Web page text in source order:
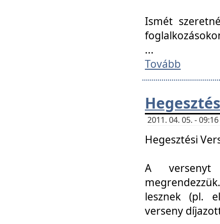
Ismét
...
Tovább
2011. 04. 05. -
Hegesztési
A versenyt
lesznek (pl.
verseny